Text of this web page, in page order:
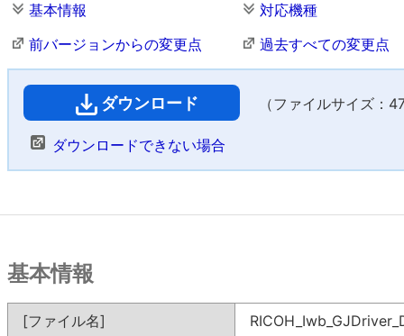
基本情報
対応機種
前バージョンからの変更点
過去すべての変更点
ダウンロード （ファイルサイズ：
ダウンロードできない場合
基本情報
[ファイル名]